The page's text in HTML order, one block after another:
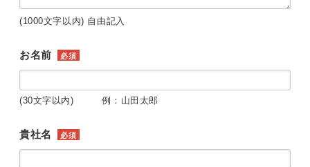
(1000文字以内) 自由記入
お名前 必須
(30文字以内) 例：山田太郎
貴社名 必須